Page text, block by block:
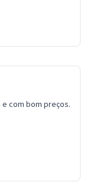
com bom preços.